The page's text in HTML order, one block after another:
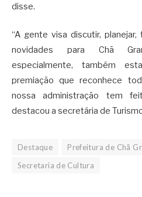
disse.
“A gente visa discutir,
novidades para Chã
especialmente, também
premiação que reconhece
nossa administração tem
destacou a secretária de
Destaque Prefeitura de Chã
Secretaria de Cultura